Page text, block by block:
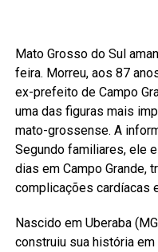
Mato Grosso do Sul
feira. Morreu, aos 87
ex-prefeito de Campo
uma das figuras mais
mato-grossense. A
Segundo familiares, ele
dias em Campo Grande,
complicações cardíacas
Nascido em Uberaba
construiu sua história